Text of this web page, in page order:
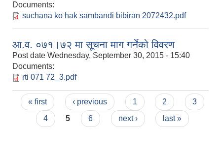
Documents:
suchana ko hak sambandi bibiran 2072432.pdf
आ.व. ०७१।७२ मा सूचना माग गर्नेको विवरण
Post date Wednesday, September 30, 2015 - 15:40
Documents:
rti 071 72_3.pdf
Pages
« first ‹ previous 1 2
3
4
5 6 next › last »